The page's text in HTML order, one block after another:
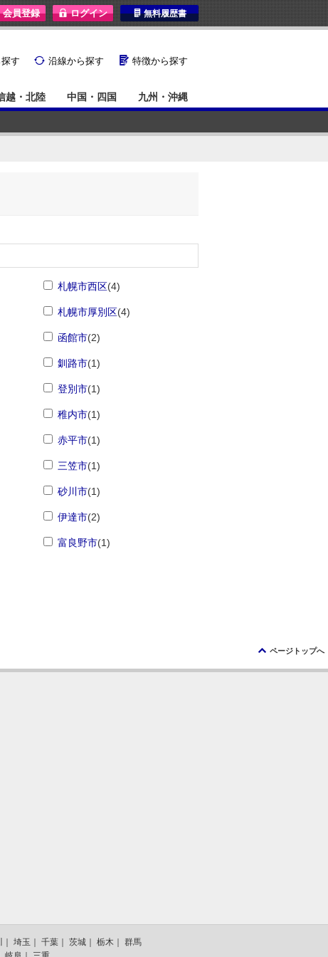
I 無料履歴書
す } 沿線から探す G 特徴から探す
越・北陸 中国・四国 九州・沖縄
札幌市西区(4)
札幌市厚別区(4)
函館市(2)
釧路市(1)
登別市(1)
稚内市(1)
赤平市(1)
三笠市(1)
砂川市(1)
伊達市(2)
富良野市(1)
ü ページトップへ
埼玉 千葉 茨城 栃木
群馬